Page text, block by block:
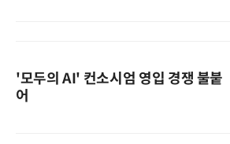
'모두의 AI' 컨소시엄 영입 경쟁 불붙
어